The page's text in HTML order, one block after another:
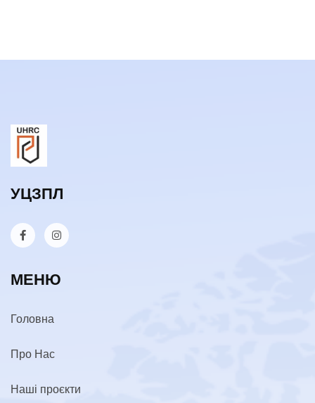
УЦЗПЛ
МЕНЮ
Головна
Про Нас
Наші проєкти